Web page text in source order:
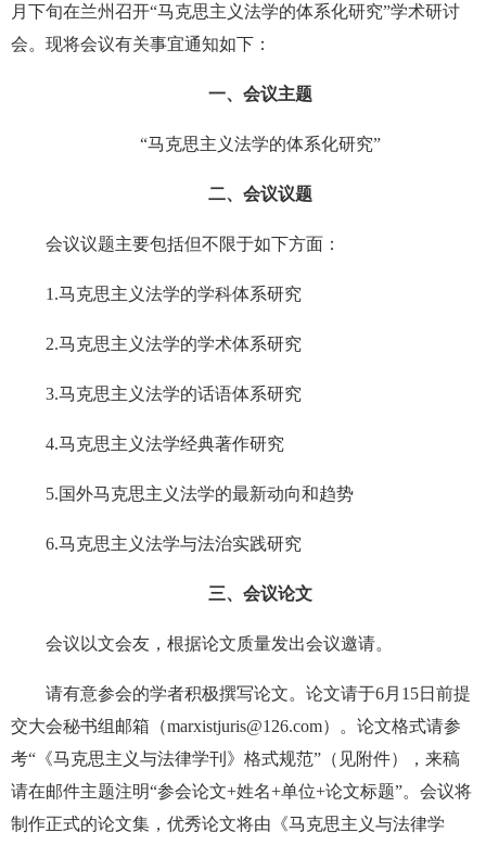
月下旬在兰州召开“马克思主义法学的体系化研究”学术研讨
会。现将会议有关事宜通知如下：
一、会议主题
“马克思主义法学的体系化研究”
二、会议议题
会议议题主要包括但不限于如下方面：
1.马克思主义法学的学科体系研究
2.马克思主义法学的学术体系研究
3.马克思主义法学的话语体系研究
4.马克思主义法学经典著作研究
5.国外马克思主义法学的最新动向和趋势
6.马克思主义法学与法治实践研究
三、会议论文
会议以文会友，根据论文质量发出会议邀请。
请有意参会的学者积极撰写论文。论文请于6月15日前提
交大会秘书组邮箱（marxistjuris@126.com）。论文格式请参
考“《马克思主义与法律学刊》格式规范”（见附件），来稿
请在邮件主题注明“参会论文+姓名+单位+论文标题”。会议将
制作正式的论文集，优秀论文将由《马克思主义与法律学